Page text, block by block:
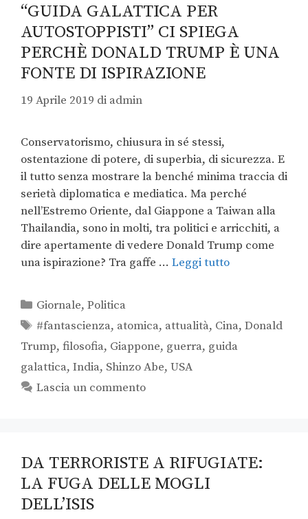
“GUIDA GALATTICA PER
AUTOSTOPPISTI” CI SPIEGA
PERCHÈ DONALD TRUMP È UNA
FONTE DI ISPIRAZIONE
19 Aprile 2019 di admin
Conservatorismo, chiusura in sé stessi,
ostentazione di potere, di superbia, di sicurezza. E
il tutto senza mostrare la benché minima traccia di
serietà diplomatica e mediatica. Ma perché
nell’Estremo Oriente, dal Giappone a Taiwan alla
Thailandia, sono in molti, tra politici e arricchiti, a
dire apertamente di vedere Donald Trump come
una ispirazione? Tra gaffe … Leggi tutto
Giornale,Politica
#fantascienza, atomica, attualità, Cina,Donald
Trump, filosofia, Giappone, guerra, guida
galattica, India, Shinzo Abe, USA
Lascia un commento
DA TERRORISTE A RIFUGIATE:
LA FUGA DELLE MOGLI
DELL’ISIS